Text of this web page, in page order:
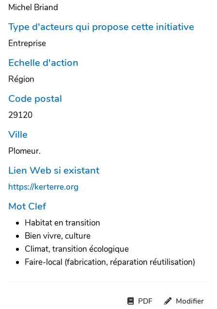
Michel Briand
Type d'acteurs qui propose cette initiative
Entreprise
Echelle d'action
Région
Code postal
29120
Ville
Plomeur.
Lien Web si existant
https://kerterre.org
Mot Clef
Habitat en transition
Bien vivre, culture
Climat, transition écologique
Faire-local (fabrication, réparation réutilisation)
PDF Modifier